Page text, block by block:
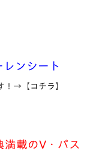
ンシート
！→【 コチラ 】
満載のV・パス